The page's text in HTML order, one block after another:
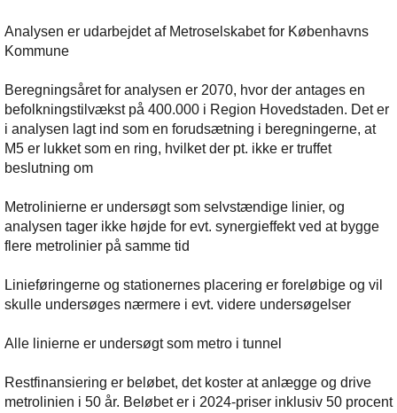
Analysen er udarbejdet af Metroselskabet for Københavns
Kommune
Beregningsåret for analysen er 2070, hvor der antages en
befolkningstilvækst på 400.000 i Region Hovedstaden. Det er
i analysen lagt ind som en forudsætning i beregningerne, at
M5 er lukket som en ring, hvilket der pt. ikke er truffet
beslutning om
Metrolinierne er undersøgt som selvstændige linier, og
analysen tager ikke højde for evt. synergieffekt ved at bygge
flere metrolinier på samme tid
Linieføringerne og stationernes placering er foreløbige og vil
skulle undersøges nærmere i evt. videre undersøgelser
Alle linierne er undersøgt som metro i tunnel
Restfinansiering er beløbet, det koster at anlægge og drive
metrolinien i 50 år. Beløbet er i 2024-priser inklusiv 50 procent